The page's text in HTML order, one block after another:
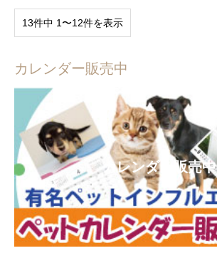
13件中 1〜12件を表示
カレンダー販売中
カレンダー販売中